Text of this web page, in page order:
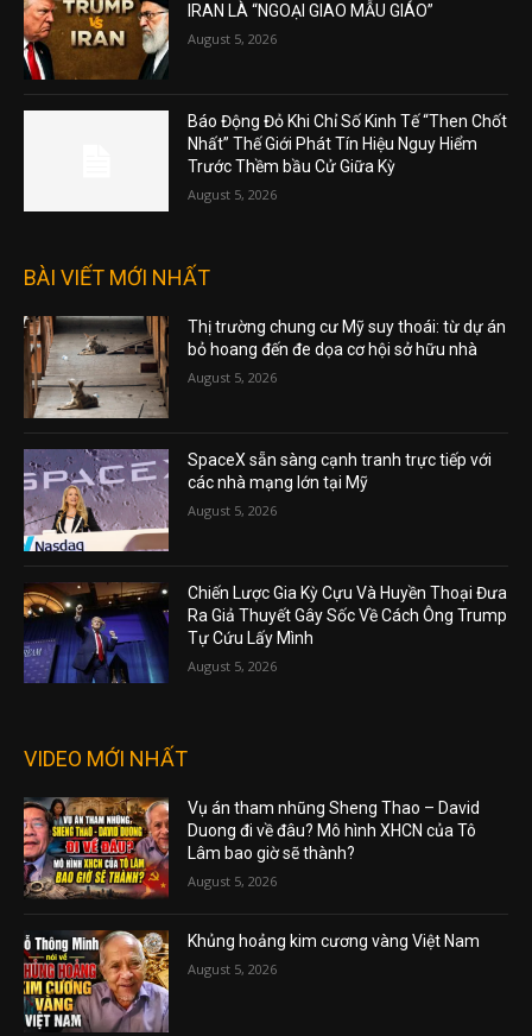
IRAN LÀ “NGOẠI GIAO MẪU GIÁO”
August 5, 2026
Báo Động Đỏ Khi Chỉ Số Kinh Tế “Then Chốt
Nhất” Thế Giới Phát Tín Hiệu Nguy Hiểm
Trước Thềm bầu Cử Giữa Kỳ
August 5, 2026
BÀI VIẾT MỚI NHẤT
Thị trường chung cư Mỹ suy thoái: từ dự án
bỏ hoang đến đe dọa cơ hội sở hữu nhà
August 5, 2026
SpaceX sẵn sàng cạnh tranh trực tiếp với
các nhà mạng lớn tại Mỹ
August 5, 2026
Chiến Lược Gia Kỳ Cựu Và Huyền Thoại Đưa
Ra Giả Thuyết Gây Sốc Về Cách Ông Trump
Tự Cứu Lấy Mình
August 5, 2026
VIDEO MỚI NHẤT
Vụ án tham nhũng Sheng Thao – David
Duong đi về đâu? Mô hình XHCN của Tô
Lâm bao giờ sẽ thành?
August 5, 2026
Khủng hoảng kim cương vàng Việt Nam
August 5, 2026